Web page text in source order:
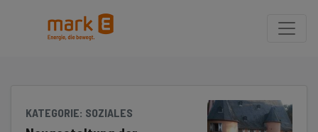
Klicken Sie, um die Navigation zu überspringen und zum Hauptteil
KATEGORIE: SOZIALES